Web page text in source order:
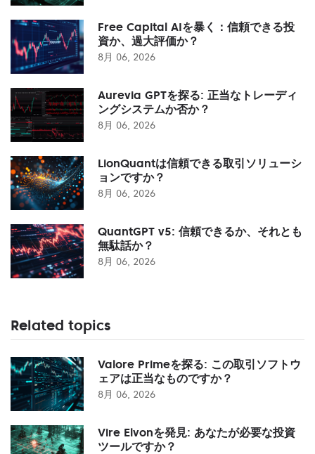
Free Capital AIを暴く：信頼できる投
資か、過大評価か？
8月 06, 2026
Aurevia GPTを探る: 正当なトレーディ
ングシステムか否か？
8月 06, 2026
LionQuantは信頼できる取引ソリューシ
ョンですか？
8月 06, 2026
QuantGPT v5: 信頼できるか、それとも
無駄話か？
8月 06, 2026
Related topics
Valore Primeを探る: この取引ソフトウ
ェアは正当なものですか？
8月 06, 2026
Vire Elvonを発見: あなたが必要な投資
ツールですか？